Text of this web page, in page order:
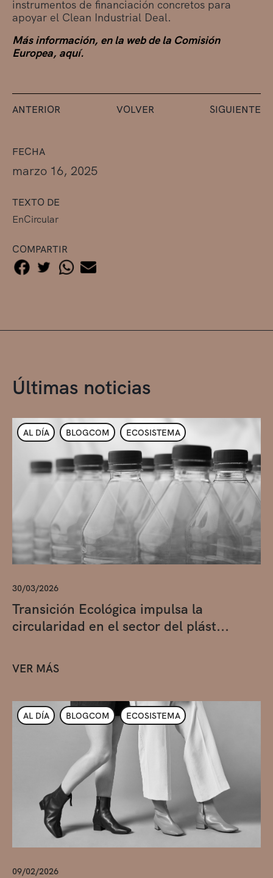
FECHA
marzo 16, 2025
TEXTO DE
EnCircular
COMPARTIR
instrumentos de financiación concretos para
apoyar el Clean Industrial Deal.
Más información, en la web de la Comisión
Europea, aquí.
ANTERIOR VOLVER SIGUIENTE
Últimas noticias
AL DÍA BLOGCOM ECOSISTEMA
30/03/2026
Transición Ecológica impulsa la
circularidad en el sector del plást...
VER MÁS
AL DÍA BLOGCOM ECOSISTEMA
09/02/2026